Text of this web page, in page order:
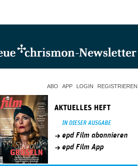
ABO APP LOGIN REGISTRIEREN
AKTUELLES HEFT
IN DIESER AUSGABE
epd Film abonnieren
epd Film App